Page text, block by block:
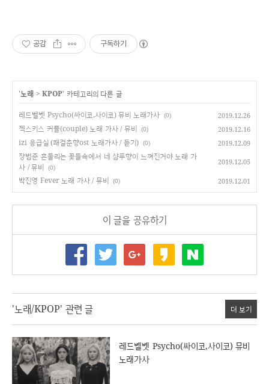
공감 구독하기
'노래 > KPOP' 카테고리의 다른 글
레드벨벳 Psycho(싸이코,사이코) 뮤비 노래가사 (0) 2019.12.26
젝스키스 커플(couple) 노래 가사 / 뮤비 (0) 2019.12.16
izi 응급실 (쾌걸춘향ost 노래가사 / 듣기) (0) 2019.12.09
장범준 흔들리는 꽃들속에서 네 샴푸향이 느껴진거야 노래 가
사 / 뮤비
(0)
2019.12.05
박진영 Fever 노래 가사 / 뮤비 (0) 2019.12.01
이 글을 공유하기
'노래/KPOP' 관련 글 더 보기
레드벨벳 Psycho(싸이코,사이코) 뮤비
노래가사